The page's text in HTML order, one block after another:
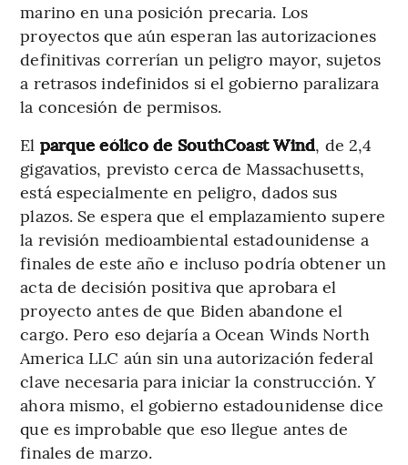
marino en una posición precaria. Los
proyectos que aún esperan las autorizaciones
definitivas correrían un peligro mayor, sujetos
a retrasos indefinidos si el gobierno paralizara
la concesión de permisos.
El parque eólico de SouthCoast Wind, de 2,4
gigavatios, previsto cerca de Massachusetts,
está especialmente en peligro, dados sus
plazos. Se espera que el emplazamiento supere
la revisión medioambiental estadounidense a
finales de este año e incluso podría obtener un
acta de decisión positiva que aprobara el
proyecto antes de que Biden abandone el
cargo. Pero eso dejaría a Ocean Winds North
America LLC aún sin una autorización federal
clave necesaria para iniciar la construcción. Y
ahora mismo, el gobierno estadounidense dice
que es improbable que eso llegue antes de
finales de marzo.